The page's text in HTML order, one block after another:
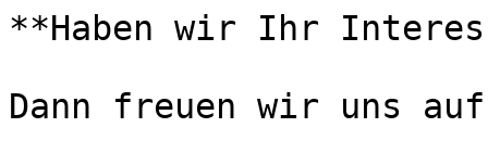
**Haben wir Ihr
Dann freuen wir uns